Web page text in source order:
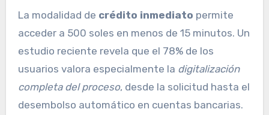
La modalidad de crédito inmediato permite
acceder a 500 soles en menos de 15 minutos. Un
estudio reciente revela que el 78% de los
usuarios valora especialmente la digitalización
completa del proceso, desde la solicitud hasta el
desembolso automático en cuentas bancarias.